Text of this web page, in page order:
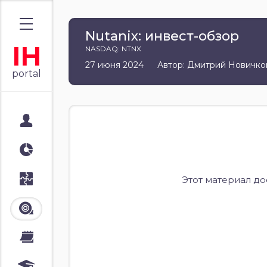
IH
portal
Лента
Nutanix: инвест-обзор
NASDAQ: NTNX
27 июня 2024 Автор: Дмитрий
Этот материал